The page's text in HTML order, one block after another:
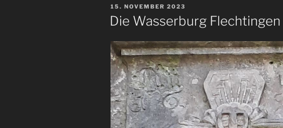
VERÖFFENTLICHT
AM
15. NOVEMBER 2023
Die Wasserburg Flechtingen